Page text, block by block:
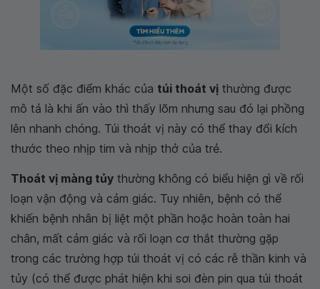
Một số đặc điểm khác của túi thoát vị thường được
mô tả là khi ấn vào thì thấy lõm nhưng sau đó lại phồng
lên nhanh chóng. Túi thoát vị này có thể thay đổi kích
thước theo nhịp tim và nhịp thở của trẻ.
Thoát vị màng tủy thường không có biểu hiện gì về rối
loạn vận động và cảm giác. Tuy nhiên, bệnh có thể
khiến bệnh nhân bị liệt một phần hoặc hoàn toàn hai
chân, mất cảm giác và rối loạn cơ thắt thường gặp
trong các trường hợp túi thoát vị có các rễ thần kinh và
tủy (có thể được phát hiện khi soi đèn pin qua túi thoát